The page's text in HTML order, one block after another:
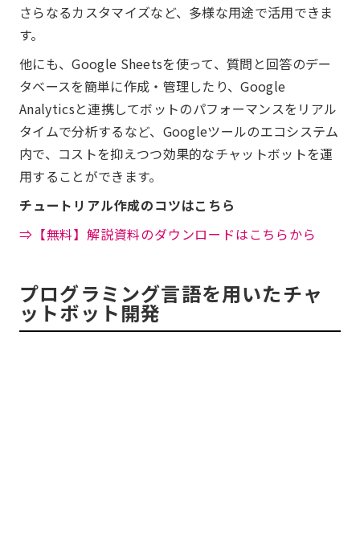
さらなるカスタマイズなど、多様な用途で活用できま
す。
他にも、Google Sheetsを使って、質問と回答のデー
タベースを簡単に作成・管理したり、Google
Analyticsと連携してボットのパフォーマンスをリアル
タイムで分析するなど、Googleツールのエコシステム
内で、コストを抑えつつ効果的なチャットボットを運
用することができます。
チュートリアル作成のコツはこちら
⇒【無料】解説資料のダウンロードはこちらから
プログラミング言語を用いたチャ
ットボット開発